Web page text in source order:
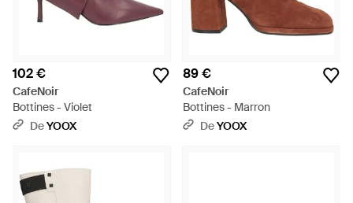
102 €
CafeNoir
Bottines - Violet
DeYOOX
89 €
CafeNoir
Bottines - Marron
DeYOOX